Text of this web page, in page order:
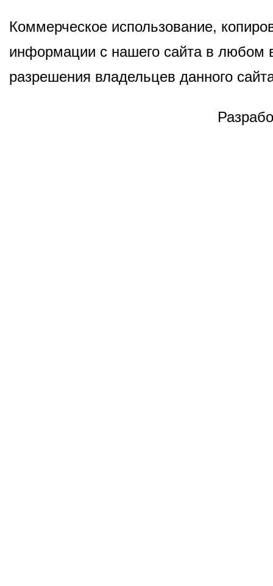
Коммерческое использование,
информации с нашего сайта в любом
разрешения владельцев данного